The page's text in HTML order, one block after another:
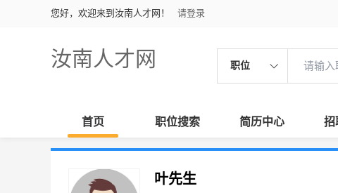
您好，欢迎来到汝南人才网！ 请登录
汝南人才网 职位
首页 职位搜索 简历中心 招
叶先生